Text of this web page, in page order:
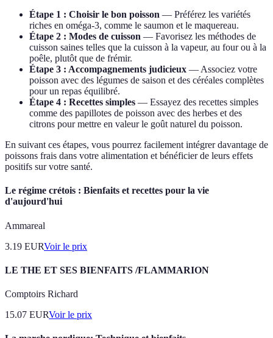
Étape 1 : Choisir le bon poisson — Préférez les variétés
riches en oméga-3, comme le saumon et le maquereau.
Étape 2 : Modes de cuisson — Favorisez les méthodes de
cuisson saines telles que la cuisson à la vapeur, au four ou à la
poêle, plutôt que de frémir.
Étape 3 : Accompagnements judicieux — Associez votre
poisson avec des légumes de saison et des céréales complètes
pour un repas équilibré.
Étape 4 : Recettes simples — Essayez des recettes simples
comme des papillotes de poisson avec des herbes et des
citrons pour mettre en valeur le goût naturel du poisson.
En suivant ces étapes, vous pourrez facilement intégrer davantage de
poissons frais dans votre alimentation et bénéficier de leurs effets
positifs sur votre santé.
Le régime crétois : Bienfaits et recettes pour la vie
d'aujourd'hui
Ammareal
3.19 EURVoir le prix
LE THE ET SES BIENFAITS /FLAMMARION
Comptoirs Richard
15.07 EURVoir le prix